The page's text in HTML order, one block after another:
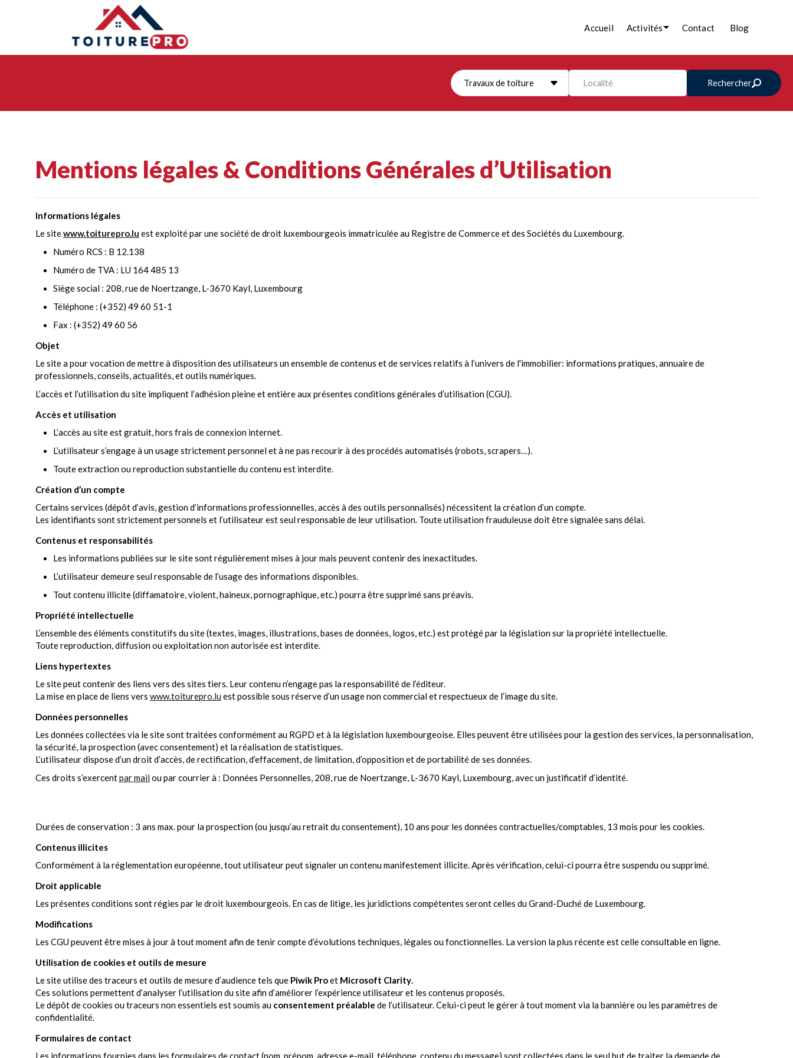
Accueil Activités Contact Blog
Travaux de toiture Localité Rechercher
Mentions légales & Conditions Générales d’Utilisation
Informations légales
Le sitewww.toiturepro.lu est exploité par une société de droit luxembourgeois immatriculée au Registre de Commerce et des Sociétés du Luxembourg.
Numéro RCS : B 12.138
Numéro de TVA : LU 164 485 13
Siège social : 208, rue de Noertzange, L-3670 Kayl, Luxembourg
Téléphone : (+352) 49 60 51-1
Fax : (+352) 49 60 56
Objet
Le site a pour vocation de mettre à disposition des utilisateurs un ensemble de contenus et de services relatifs à l’univers de l'immobilier: informations pratiques, annuaire de
professionnels, conseils, actualités, et outils numériques.
L’accès et l’utilisation du site impliquent l’adhésion pleine et entière aux présentes conditions générales d’utilisation (CGU).
Accès et utilisation
L’accès au site est gratuit, hors frais de connexion internet.
L’utilisateur s’engage à un usage strictement personnel et à ne pas recourir à des procédés automatisés (robots, scrapers…).
Toute extraction ou reproduction substantielle du contenu est interdite.
Création d’un compte
Certains services (dépôt d’avis, gestion d’informations professionnelles, accès à des outils personnalisés) nécessitent la création d’un compte.
Les identifiants sont strictement personnels et l’utilisateur est seul responsable de leur utilisation. Toute utilisation frauduleuse doit être signalée sans délai.
Contenus et responsabilités
Les informations publiées sur le site sont régulièrement mises à jour mais peuvent contenir des inexactitudes.
L’utilisateur demeure seul responsable de l’usage des informations disponibles.
Tout contenu illicite (diffamatoire, violent, haineux, pornographique, etc.) pourra être supprimé sans préavis.
Propriété intellectuelle
L’ensemble des éléments constitutifs du site (textes, images, illustrations, bases de données, logos, etc.) est protégé par la législation sur la propriété intellectuelle.
Toute reproduction, diffusion ou exploitation non autorisée est interdite.
Liens hypertextes
Le site peut contenir des liens vers des sites tiers. Leur contenu n’engage pas la responsabilité de l’éditeur.
La mise en place de liens vers www.toiturepro.lu est possible sous réserve d’un usage non commercial et respectueux de l’image du site.
Données personnelles
Les données collectées via le site sont traitées conformément au RGPD et à la législation luxembourgeoise. Elles peuvent être utilisées pour la gestion des services, la personnalisation,
la sécurité, la prospection (avec consentement) et la réalisation de statistiques.
L’utilisateur dispose d’un droit d’accès, de rectification, d’effacement, de limitation, d’opposition et de portabilité de ses données.
Ces droits s’exercentpar mail ou par courrier à : Données Personnelles, 208, rue de Noertzange, L-3670 Kayl, Luxembourg, avec un justificatif d’identité.
Durées de conservation : 3 ans max. pour la prospection (ou jusqu’au retrait du consentement), 10 ans pour les données contractuelles/comptables, 13 mois pour les cookies.
Contenus illicites
Conformément à la réglementation européenne, tout utilisateur peut signaler un contenu manifestement illicite. Après vérification, celui-ci pourra être suspendu ou supprimé.
Droit applicable
Les présentes conditions sont régies par le droit luxembourgeois. En cas de litige, les juridictions compétentes seront celles du Grand-Duché de Luxembourg.
Modifications
Les CGU peuvent être mises à jour à tout moment afin de tenir compte d’évolutions techniques, légales ou fonctionnelles. La version la plus récente est celle consultable en ligne.
Utilisation de cookies et outils de mesure
Le site utilise des traceurs et outils de mesure d’audience tels que Piwik Proet Microsoft Clarity.
Ces solutions permettent d’analyser l’utilisation du site afin d’améliorer l’expérience utilisateur et les contenus proposés.
Le dépôt de cookies ou traceurs non essentiels est soumis au consentement préalable de l’utilisateur. Celui-ci peut le gérer à tout moment via la bannière ou les paramètres de
confidentialité.
Formulaires de contact
Les informations fournies dans les formulaires de contact (nom, prénom, adresse e-mail, téléphone, contenu du message) sont collectées dans le seul but de traiter la demande de